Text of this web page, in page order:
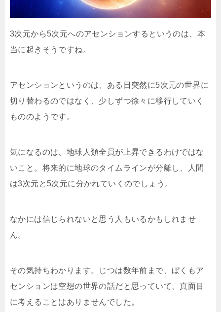
3次元から5次元へのアセンションするというのは、本
当に起きそうですね。
アセンションというのは、ある日突然に5次元の世界に
切り替わるのではなく、少しずつ徐々に移行していく
もののようです。
気になるのは、地球人類全員が上昇できるわけではな
いこと。将来的に地球のタイムラインが分離し、人間
は3次元と5次元に分かれていくのでしょう。
なかには信じられないと思う人もいるかもしれませ
ん。
その気持ちわかります。じつは数年前まで、ぼくもア
センションは空想の世界の話だと思っていて、真面目
に考えることはありませんでした。